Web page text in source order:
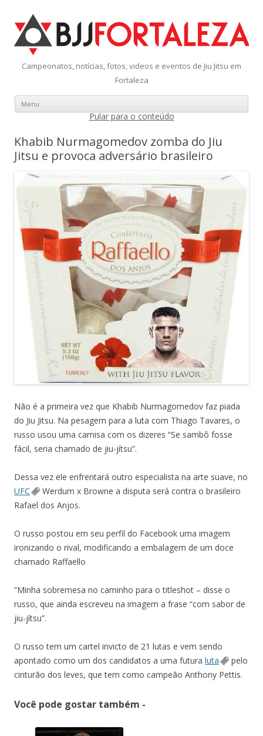
Campeonatos, notícias, fotos, videos e eventos de Jiu Jitsu em
Fortaleza
Menu
Pular para o conteúdo
Khabib Nurmagomedov zomba do Jiu
Jitsu e provoca adversário brasileiro
Não é a primeira vez que Khabib Nurmagomedov faz piada
do Jiu Jitsu. Na pesagem para a luta com Thiago Tavares, o
russo usou uma camisa com os dizeres “Se sambô fosse
fácil, seria chamado de jiu-jítsu”.
Dessa vez ele enfrentará outro especialista na arte suave, no
UFC
Werdum x Browne a disputa será contra o brasileiro
Rafael dos Anjos.
O russo postou em seu perfil do Facebook uma imagem
ironizando o rival, modificando a embalagem de um doce
chamado Raffaello
“Minha sobremesa no caminho para o titleshot – disse o
russo, que ainda escreveu na imagem a frase “com sabor de
jiu-jítsu”.
O russo tem um cartel invicto de 21 lutas e vem sendo
apontado como um dos candidatos a uma futura luta
pelo
cinturão dos leves, que tem como campeão Anthony Pettis.
Você pode gostar também -